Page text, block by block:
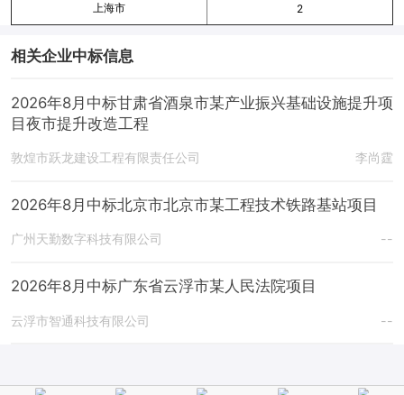
上海市 2
相关企业中标信息
2026年8月中标甘肃省酒泉市某产业振兴基础设施提升项
目夜市提升改造工程
敦煌市跃龙建设工程有限责任公司 李尚霆
2026年8月中标北京市北京市某工程技术铁路基站项目
广州天勤数字科技有限公司 --
2026年8月中标广东省云浮市某人民法院项目
云浮市智通科技有限公司 --